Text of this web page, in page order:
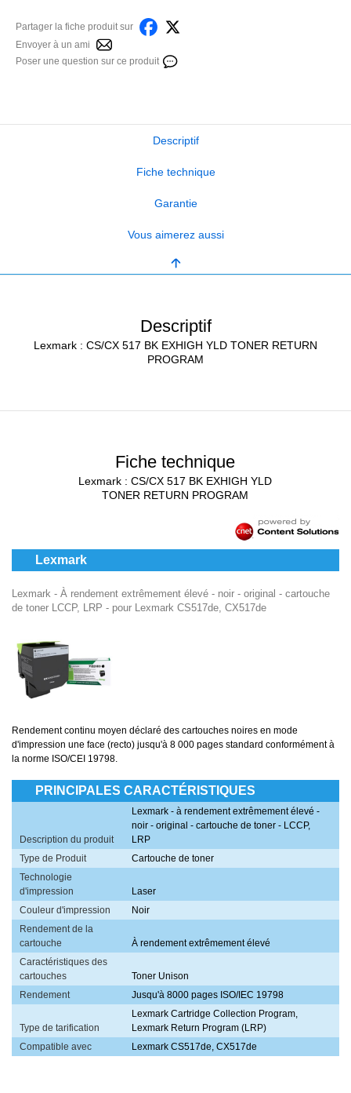
Partager la fiche produit sur
Envoyer à un ami
Poser une question sur ce produit
Descriptif
Fiche technique
Garantie
Vous aimerez aussi
Descriptif
Lexmark : CS/CX 517 BK EXHIGH YLD TONER RETURN
PROGRAM
Fiche technique
Lexmark : CS/CX 517 BK EXHIGH YLD
TONER RETURN PROGRAM
Lexmark
Lexmark - À rendement extrêmement élevé - noir - original - cartouche
de toner LCCP, LRP - pour Lexmark CS517de, CX517de
Rendement continu moyen déclaré des cartouches noires en mode
d'impression une face (recto) jusqu'à 8 000 pages standard conformément à
la norme ISO/CEI 19798.
PRINCIPALES CARACTÉRISTIQUES
Description du produit
Lexmark - à rendement extrêmement élevé -
noir - original - cartouche de toner - LCCP,
LRP
Type de Produit
Cartouche de toner
Technologie
d'impression
Laser
Couleur d'impression
Noir
Rendement de la
cartouche
À rendement extrêmement élevé
Caractéristiques des
cartouches
Toner Unison
Rendement
Jusqu'à 8000 pages ISO/IEC 19798
Type de tarification
Lexmark Cartridge Collection Program,
Lexmark Return Program (LRP)
Compatible avec
Lexmark CS517de, CX517de